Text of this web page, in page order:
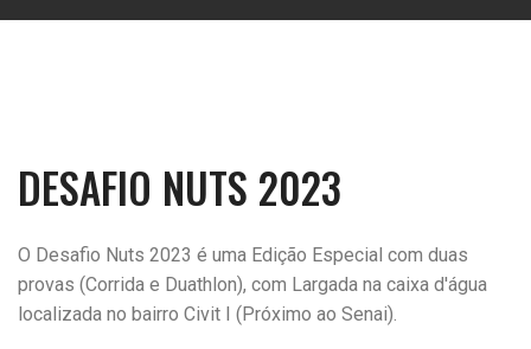
DESAFIO NUTS 2023
O Desafio Nuts 2023 é uma Edição Especial com duas
provas (Corrida e Duathlon), com Largada na caixa d'água
localizada no bairro Civit I (Próximo ao Senai).